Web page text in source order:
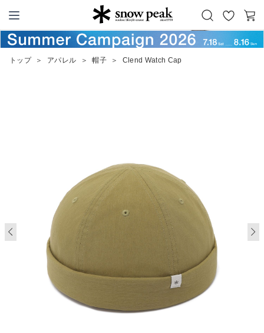
Snow Peak
お
気
カ
ー
トップ ＞ アパレル ＞ 帽子 ＞ Clend Watch Cap